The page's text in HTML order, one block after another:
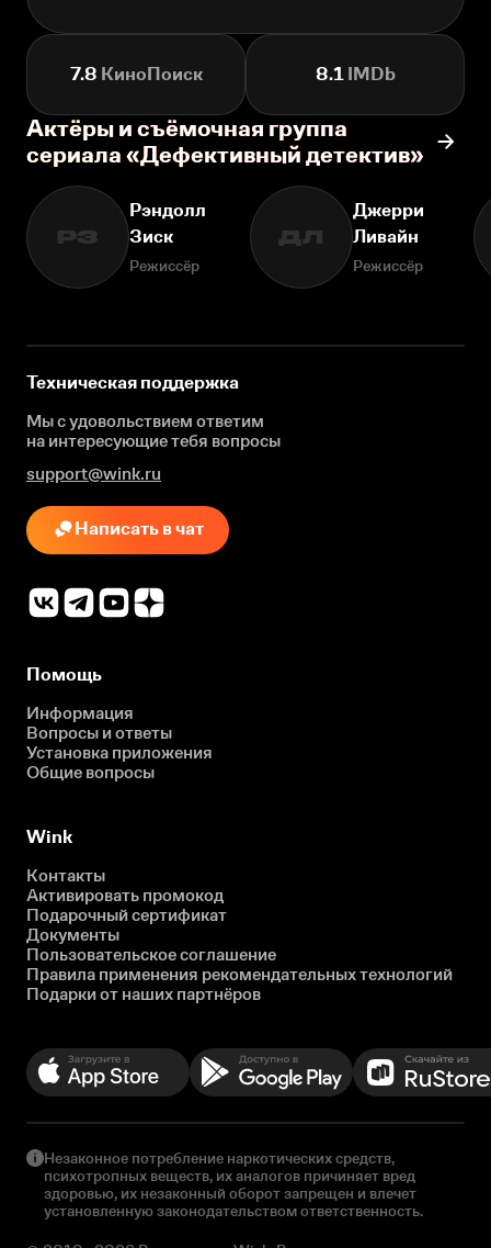
7.8 КиноПоиск 8.1IMDb
Актёры и съёмочная группа
сериала «Дефективный детектив»
РЗ
Рэндолл
Зиск
Режиссёр
ДЛ
Джерри
Ливайн
Режиссёр
Техническая поддержка
Мы с удовольствием ответим
на интересующиетебя вопросы
support@wink.ru
Написать в чат
Помощь
Информация
Вопросы и ответы
Установка приложения
Общие вопросы
Wink
Контакты
Активировать промокод
Подарочный сертификат
Документы
Пользовательское соглашение
Правила применения рекомендательных технологий
Подарки от наших партнёров
Незаконное потребление наркотических средств,
психотропных веществ, их аналогов причиняет вред
здоровью, их незаконный оборот запрещен и влечет
установленную законодательством ответственность.